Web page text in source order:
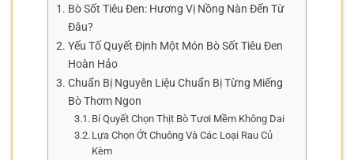
Bò Sốt Tiêu Đen: Hương Vị Nồng Nàn Đến Từ
Đâu?
Yếu Tố Quyết Định Một Món Bò Sốt Tiêu Đen
Hoàn Hảo
Chuẩn Bị Nguyên Liệu Chuẩn Bị Từng Miếng
Bò Thơm Ngon
Bí Quyết Chọn Thịt Bò Tươi Mềm Không Dai
Lựa Chọn Ớt Chuông Và Các Loại Rau Củ
Kèm